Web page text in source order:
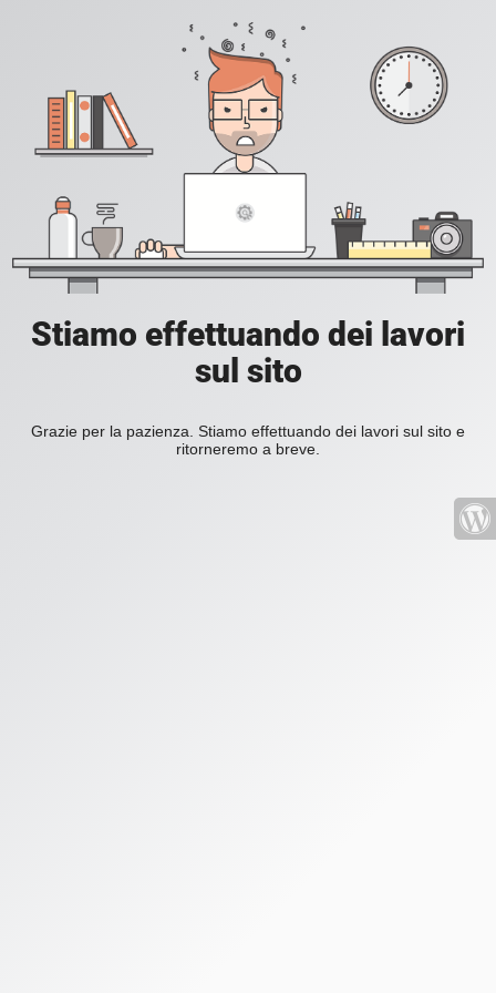
Stiamo effettuando dei lavori
sul sito
Grazie per la pazienza. Stiamo effettuando dei lavori sul sito e
ritorneremo a breve.